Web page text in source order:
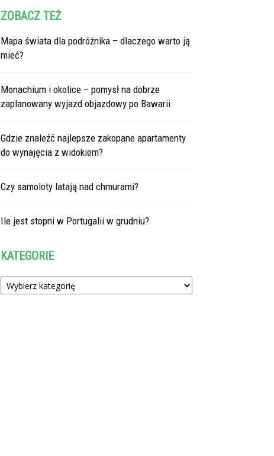
ZOBACZ TEŻ
Mapa świata dla podróżnika – dlaczego warto ją
mieć?
Monachium i okolice – pomysł na dobrze
zaplanowany wyjazd objazdowy po Bawarii
Gdzie znaleźć najlepsze zakopane apartamenty
do wynajęcia z widokiem?
Czy samoloty latają nad chmurami?
Ile jest stopni w Portugalii w grudniu?
KATEGORIE
Kategorie